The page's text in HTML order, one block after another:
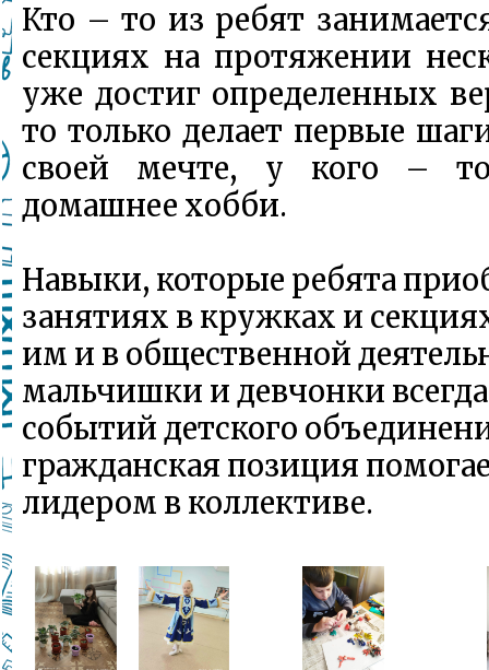
Кто – то из ребят
секциях на протяжении
уже достиг определенных
то только делает первые
своей мечте, у кого –
домашнее хобби.
Навыки, которые ребята
занятиях в кружках и
им и в общественной
мальчишки и девчонки
событий детского
гражданская позиция
лидером в коллективе.